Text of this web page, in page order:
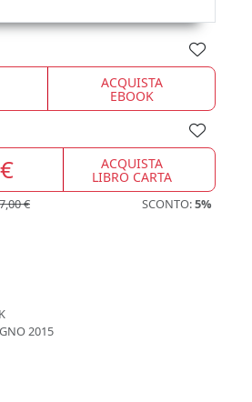
ACQUISTA
EBOOK
ACQUISTA
LIBRO CARTA
7,00 € SCONTO:5%
2015